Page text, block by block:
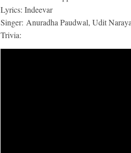
Lyrics: Indeevar
Singer: Anuradha Paudwal, Udit
Trivia: